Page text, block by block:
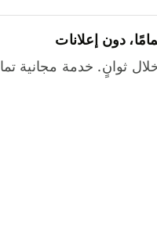
دون إعلانات
خلال ثوانٍ. خدمة مجانية